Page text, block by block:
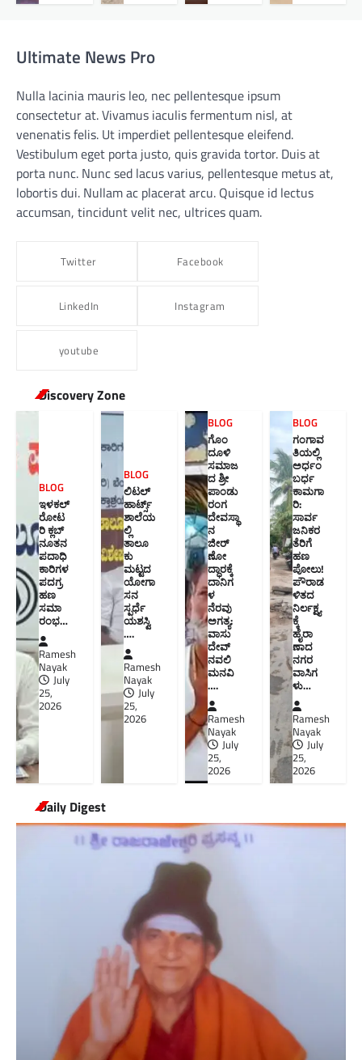
Ultimate News Pro
Nulla lacinia mauris leo, nec pellentesque ipsum
consectetur at. Vivamus iaculis fermentum nisl, at
venenatis felis. Ut imperdiet pellentesque eleifend.
Vestibulum eget porta justo, quis gravida tortor. Duis at
porta nunc. Nunc sed lacus varius, pellentesque metus at,
lobortis dui. Nullam ac placerat arcu. Quisque id lectus
accumsan, tincidunt velit nec, ultrices quam.
Twitter Facebook
LinkedIn Instagram
youtube
Discovery Zone
BLOG
ಇಳಕಲ್
ರೋಟ
ರಿ ಕ್ಲಬ್
ನೂತನ‌
ಪದಾಧಿ
ಕಾರಿಗಳ
ಪದಗ್ರ
ಹಣ
ಸಮಾ
ರಂಭ…
Ramesh
Nayak
July
25,
2026
BLOG
ಲಿಟಲ್
ಹಾರ್ಟ್ಸ್
ಶಾಲೆಯ
ಲ್ಲಿ
ತಾಲೂ
ಕು
ಮಟ್ಟದ
ಯೋಗಾ
ಸನ
ಸ್ಪರ್ಧೆ
ಯಶಸ್ವಿ
….
Ramesh
Nayak
July
25,
2026
BLOG
ಗೊಂ
ದೂಳಿ
ಸಮಾಜ
ದ ಶ್ರೀ
ಪಾಂಡು
ರಂಗ
ದೇವಸ್ಥಾ
ನ
ಜೀರ್
ಣೋ
ದ್ಧಾರಕ್ಕೆ
ದಾನಿಗ
ಳ
ನೆರವು
ಅಗತ್ಯ:
ವಾಸು
ದೇವ್
ನವಲಿ
ಮನವಿ​
….
Ramesh
Nayak
July
25,
2026
BLOG
ಗಂಗಾವ
ತಿಯಲ್ಲಿ
ಅರ್ಧಂ
ಬರ್ಧ
ಕಾಮಗಾ
ರಿ:
ಸಾರ್ವ
ಜನಿಕರ
ತೆರಿಗೆ
ಹಣ
ಪೋಲು!
ಪೌರಾಡ
ಳಿತದ
ನಿರ್ಲಕ್ಷ್ಯ
ಕ್ಕೆ
ಹೈರಾ
ಣಾದ
ನಗರ
ವಾಸಿಗ
ಳು​…
Ramesh
Nayak
July
25,
2026
Daily Digest